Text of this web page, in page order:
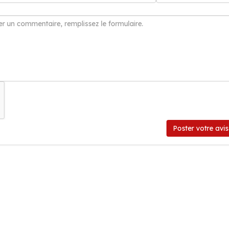
Poster votre avis